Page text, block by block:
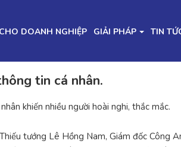
CHO DOANH NGHIỆP GIẢI PHÁP TIN
tin cá nhân.
khiến nhiều người hoài nghi, thắc mắc.
tướng Lê Hồng Nam, Giám đốc Công